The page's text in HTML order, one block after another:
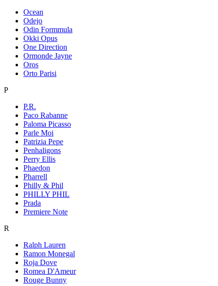
Ocean
Odejo
Odin Formmula
Okki Opus
One Direction
Ormonde Jayne
Oros
Orto Parisi
P
P.R.
Paco Rabanne
Paloma Picasso
Parle Moi
Patrizia Pepe
Penhaligons
Perry Ellis
Phaedon
Pharrell
Philly & Phil
PHILLY PHIL
Prada
Premiere Note
R
Ralph Lauren
Ramon Monegal
Roja Dove
Romea D'Ameur
Rouge Bunny